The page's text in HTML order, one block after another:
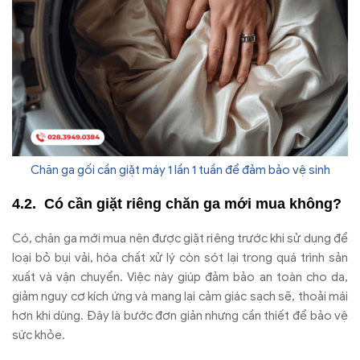
Chăn ga gối cần giặt máy 1 lần 1 tuần để đảm bảo vệ sinh
Có cần giặt riêng chăn ga mới mua không?
Có, chăn ga mới mua nên được giặt riêng trước khi sử dụngđể
loại bỏ bụi vải, hóa chất xử lý còn sót lại trong quá trình sản
xuất và vận chuyển. Việc này giúpđảm bảo an toàn cho da,
giảm nguy cơ kích ứng và mang lại cảm giác sạch sẽ, thoải mái
hơn khi dùng. Đây là bướcđơn giản nhưng cần thiết để bảo vệ
sức khỏe.